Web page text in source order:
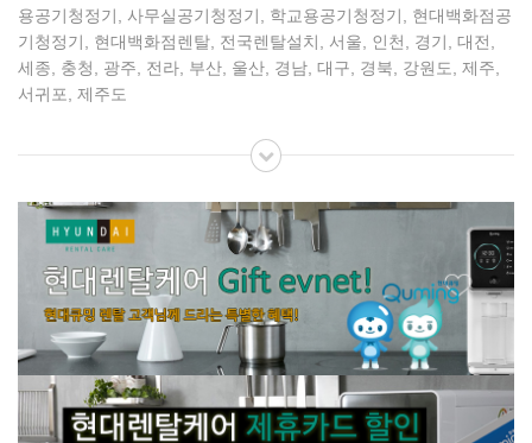
용공기청정기
사무실공기청정기 학교용공기청정기
현대백화점공
기청정기
현대백화점렌탈 전국렌탈설치 서울 인천 경기 대전
세종
충청 광주 전라 부산 울산 경남 대구 경북 강원도 제주
서귀포
제주도